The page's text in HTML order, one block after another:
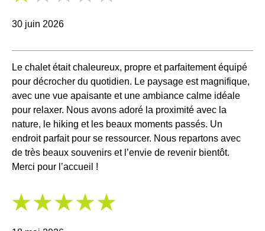
30 juin 2026
Le chalet était chaleureux, propre et parfaitement équipé
pour décrocher du quotidien. Le paysage est magnifique,
avec une vue apaisante et une ambiance calme idéale
pour relaxer. Nous avons adoré la proximité avec la
nature, le hiking et les beaux moments passés. Un
endroit parfait pour se ressourcer. Nous repartons avec
de très beaux souvenirs et l’envie de revenir bientôt.
Merci pour l’accueil !
5